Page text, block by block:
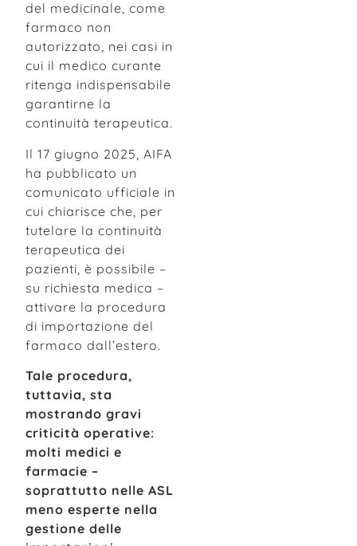
del medicinale, come
farmaco non
autorizzato, nei casi in
cui il medico curante
ritenga indispensabile
garantirne la
continuità terapeutica.
Il 17 giugno 2025, AIFA
ha pubblicato un
comunicato ufficiale in
cui chiarisce che, per
tutelare la continuità
terapeutica dei
pazienti, è possibile –
su richiesta medica –
attivare la procedura
di importazione del
farmaco dall’estero.
Tale procedura,
tuttavia, sta
mostrando gravi
criticità operative:
molti medici e
farmacie –
soprattutto nelle ASL
meno esperte nella
gestione delle